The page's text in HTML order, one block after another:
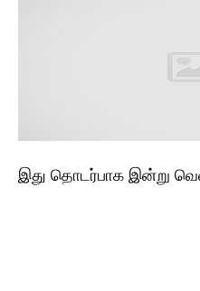
இது தொடர்பாக இன்று